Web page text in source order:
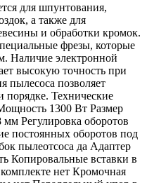
для шпунтования,
а также для
и обработки кромок.
фрезы, которые
Наличие электронной
высокую точность при
пылесоса позволяет
порядке. Технические
1300 Вт Размер
Регулировка оборотов
постоянных оборотов под
пылеотсоса да Адаптер
Копировальные вставки в
нет Кромочная